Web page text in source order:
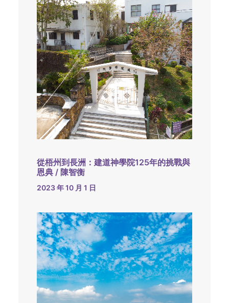
從梧州到長洲：建道神學院125年的挑戰與
恩典 / 陳智衡
2023 年 10 月 1 日